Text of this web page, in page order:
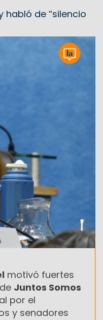
habló de “silencio
motivó fuertes
Juntos Somos
por el
y senadores